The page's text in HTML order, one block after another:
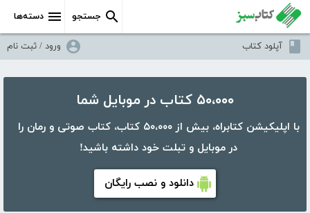
دسته‌ها جستجو
آپلود کتاب ورود / ثبت نام
۵۰،۰۰۰ کتاب در موبایل شما
با اپلیکیشن کتابراه، بیش از ۵۰،۰۰۰ کتاب، کتاب صوتی و رمان را
در موبایل و تبلت خود داشته باشید!
دانلود و نصب رایگان